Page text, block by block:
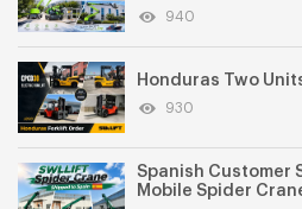
940
Honduras Two
930
Spanish Customer
Mobile Spider